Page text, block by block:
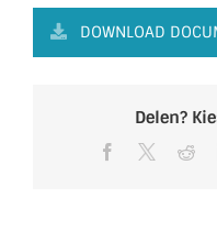
DOWNLOAD
Delen?
Facebook